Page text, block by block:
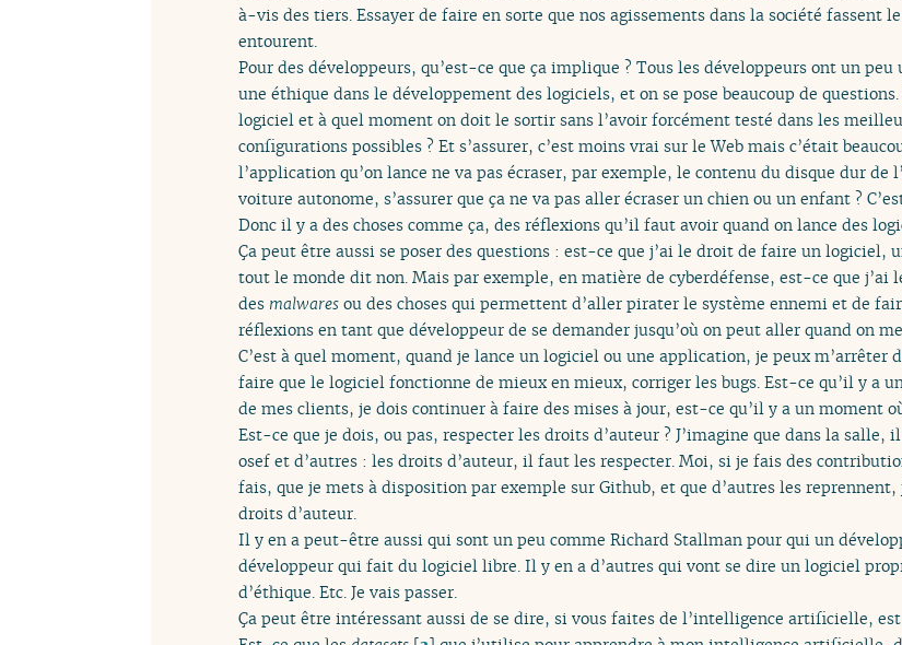
à-vis des tiers. Essayer de faire en sorte que nos agissements dans la société fassent
entourent.
Pour des développeurs, qu’est-ce que ça implique ? Tous les développeurs ont un
une éthique dans le développement des logiciels, et on se pose beaucoup de
logiciel et à quel moment on doit le sortir sans l’avoir forcément testé dans les
configurations possibles ? Et s’assurer, c’est moins vrai sur le Web mais c’était
l’application qu’on lance ne va pas écraser, par exemple, le contenu du disque dur de
voiture autonome, s’assurer que ça ne va pas aller écraser un chien ou un enfant ?
Donc il y a des choses comme ça, des réflexions qu’il faut avoir quand on lance des
Ça peut être aussi se poser des questions : est-ce que j’ai le droit de faire un
tout le monde dit non. Mais par exemple, en matière de cyberdéfense, est-ce que j’ai
des malwares ou des choses qui permettent d’aller pirater le système ennemi et de
réflexions en tant que développeur de se demander jusqu’où on peut aller quand on
C’est à quel moment, quand je lance un logiciel ou une application, je peux m’arrêter
faire que le logiciel fonctionne de mieux en mieux, corriger les bugs. Est-ce qu’il y a
de mes clients, je dois continuer à faire des mises à jour, est-ce qu’il y a un moment
Est-ce que je dois, ou pas, respecter les droits d’auteur ? J’imagine que dans la salle,
osef et d’autres : les droits d’auteur, il faut les respecter. Moi, si je fais des
fais, que je mets à disposition par exemple sur Github, et que d’autres les reprennent,
droits d’auteur.
Il y en a peut-être aussi qui sont un peu comme Richard Stallman pour qui un
développeur qui fait du logiciel libre. Il y en a d’autres qui vont se dire un logiciel
d’éthique. Etc. Je vais passer.
Ça peut être intéressant aussi de se dire, si vous faites de l’intelligence artificielle,